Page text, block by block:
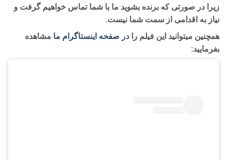
زیرا در صورتی که برنده بشوید ما با شما تماس خواهیم گرفت و
نیاز به اقدامی از سمت شما نیست.
همچنین میتوانید این فیلم را در صفحه اینستاگرام ما مشاهده
بفرمایید: